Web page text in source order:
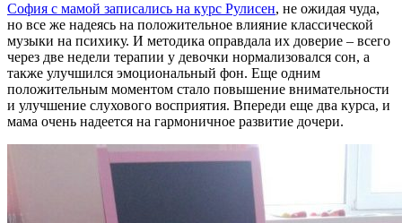
София с мамой записались на курс Рулисен, не ожидая чуда,
но все же надеясь на положительное влияние классической
музыки на психику. И методика оправдала их доверие – всего
через две недели терапии у девочки нормализовался сон, а
также улучшился эмоциональный фон. Еще одним
положительным моментом стало повышение внимательности
и улучшение слухового восприятия. Впереди еще два курса, и
мама очень надеется на гармоничное развитие дочери.